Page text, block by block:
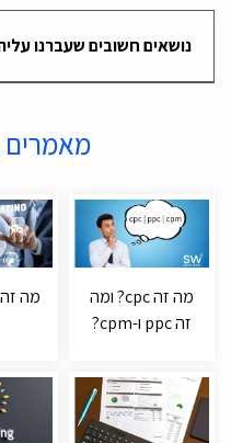
נושאים חשובים שעברנו
מאמרים
מה זה cpc? ומה
זה ppc ו-cpm?
מה זה